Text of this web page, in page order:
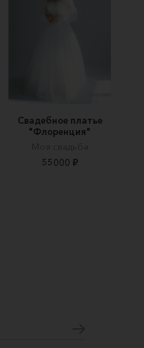
Свадебное платье
"Флоренция"
Моя свадьба
55000 ₽